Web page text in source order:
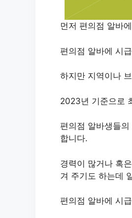
먼저 편의점 알바
편의점 알바에 시
하지만 지역이나
2023년 기준으로
편의점 알바생들
합니다.
경력이 많거나 혹
겨 주기도 하는데
편의점 알바에 시